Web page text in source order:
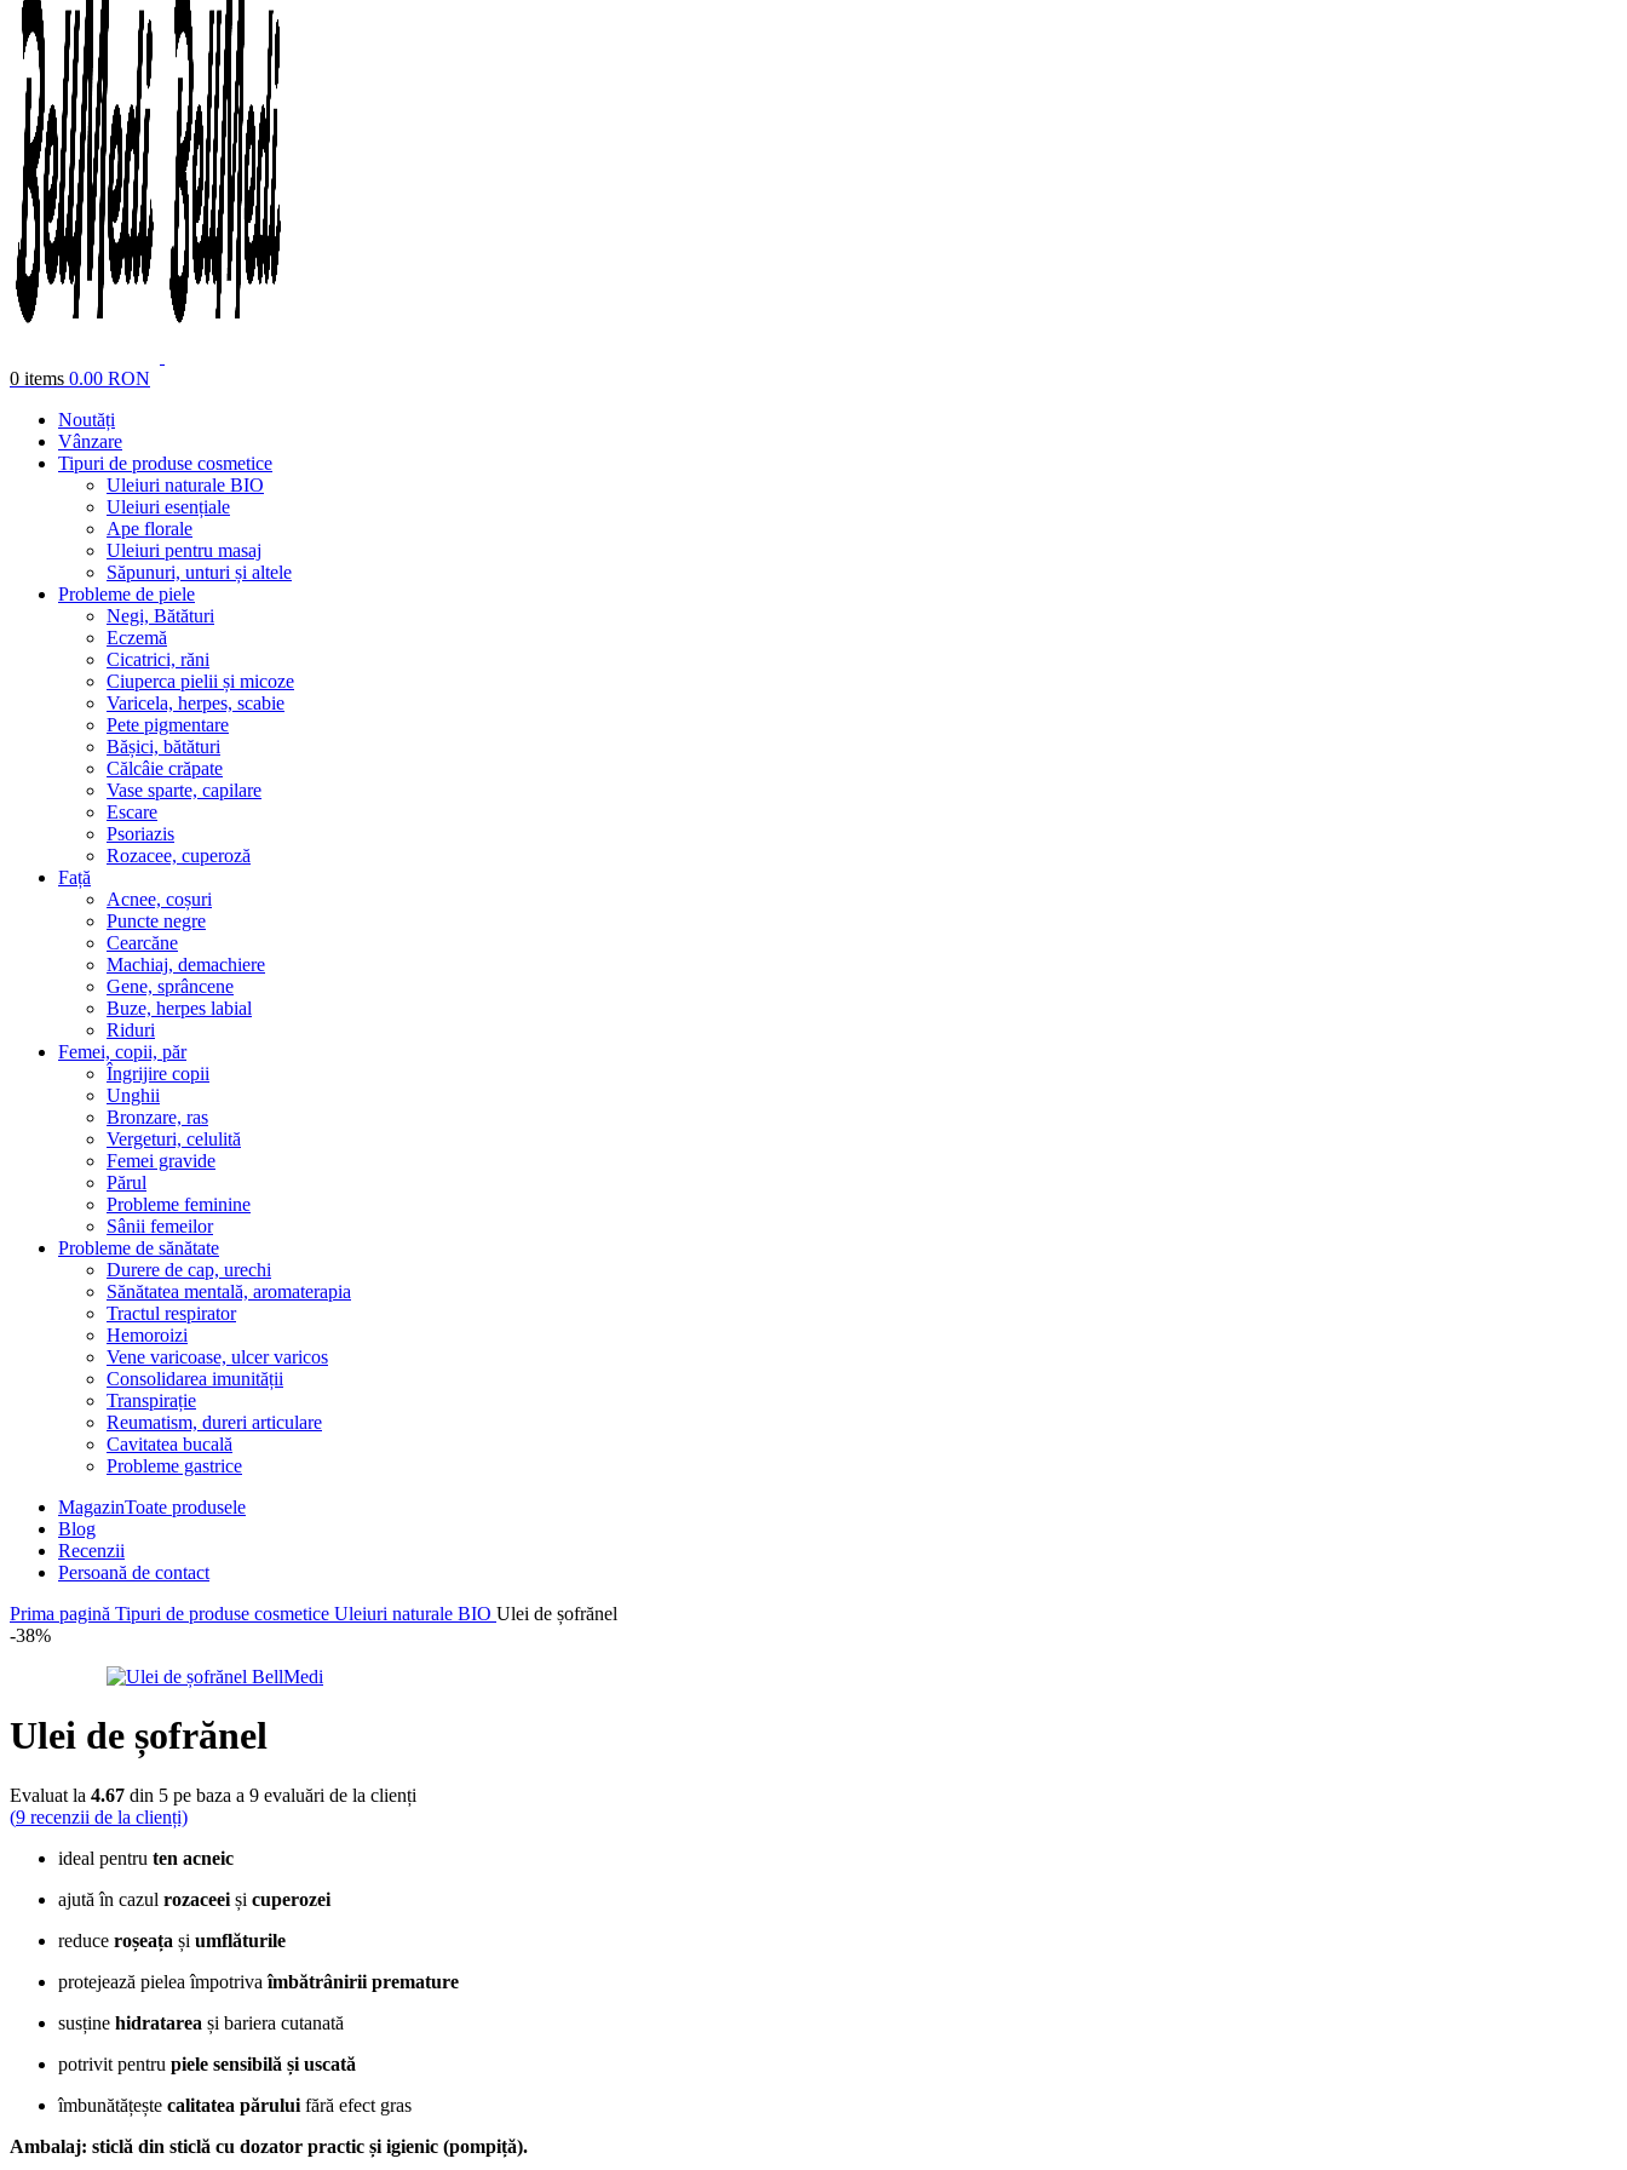
0 items 0.00 RON
Noutăți
Vânzare
Tipuri de produse cosmetice
Uleiuri naturale BIO
Uleiuri esențiale
Ape florale
Uleiuri pentru masaj
Săpunuri, unturi și altele
Probleme de piele
Negi, Bătături
Eczemă
Cicatrici, răni
Ciuperca pielii și micoze
Varicela, herpes, scabie
Pete pigmentare
Bășici, bătături
Călcâie crăpate
Vase sparte, capilare
Escare
Psoriazis
Rozacee, cuperoză
Față
Acnee, coșuri
Puncte negre
Cearcăne
Machiaj, demachiere
Gene, sprâncene
Buze, herpes labial
Riduri
Femei, copii, păr
Îngrijire copii
Unghii
Bronzare, ras
Vergeturi, celulită
Femei gravide
Părul
Probleme feminine
Sânii femeilor
Probleme de sănătate
Durere de cap, urechi
Sănătatea mentală, aromaterapia
Tractul respirator
Hemoroizi
Vene varicoase, ulcer varicos
Consolidarea imunității
Transpirație
Reumatism, dureri articulare
Cavitatea bucală
Probleme gastrice
MagazinToate produsele
Blog
Recenzii
Persoană de contact
Prima pagină Tipuri de produse cosmetice Uleiuri naturale BIO Ulei de șofrănel
-38%
Ulei de șofrănel
Evaluat la 4.67 din 5 pe baza a 9 evaluări de la clienți
(9 recenzii de la clienți)
ideal pentru ten acneic
ajută în cazul rozaceei și cuperozei
reduce roșeața și umflăturile
protejează pielea împotrivaîmbătrânirii premature
susține hidratarea și bariera cutanată
potrivit pentru piele sensibilă și uscată
îmbunătățește calitatea părului fără efect gras
Ambalaj: sticlă din sticlă cu dozator practic și igienic (pompiță).